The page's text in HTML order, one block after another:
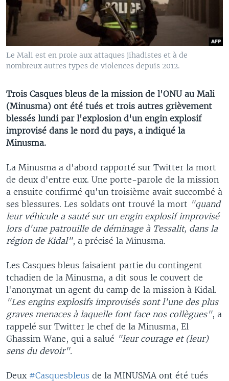
Le Mali est en proie aux attaques jihadistes et à de
nombreux autres types de violences depuis 2012.
Trois Casques bleus de la mission de l'ONU au Mali
(Minusma) ont été tués et trois autres grièvement
blessés lundi par l'explosion d'un engin explosif
improvisé dans le nord du pays, a indiqué la
Minusma.
La Minusma a d'abord rapporté sur Twitter la mort
de deux d'entre eux. Une porte-parole de la mission
a ensuite confirmé qu'un troisième avait succombé à
ses blessures. Les soldats ont trouvé la mort "quand
leur véhicule a sauté sur un engin explosif improvisé
lors d'une patrouille de déminage à Tessalit, dans la
région de Kidal", a précisé la Minusma.
Les Casques bleus faisaient partie du contingent
tchadien de la Minusma, a dit sous le couvert de
l'anonymat un agent du camp de la mission à Kidal.
"Les engins explosifs improvisés sont l'une des plus
graves menaces à laquelle font face nos collègues", a
rappelé sur Twitter le chef de la Minusma, El
Ghassim Wane, qui a salué "leur courage et (leur)
sens du devoir".
Deux #Casquesbleus de la MINUSMA ont été tués